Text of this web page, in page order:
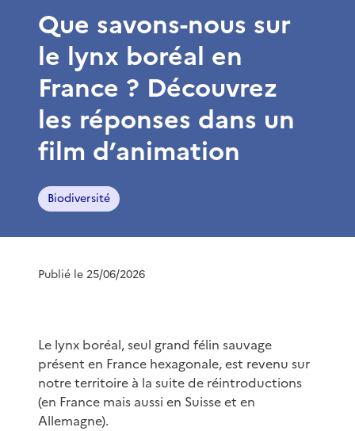
Que savons-nous sur
le lynx boréal en
France ? Découvrez
les réponses dans un
film d’animation
Biodiversité
Publié le 25/06/2026
Le lynx boréal, seul grand félin sauvage
présent en France hexagonale, est revenu sur
notre territoire à la suite de réintroductions
(en France mais aussi en Suisse et en
Allemagne).